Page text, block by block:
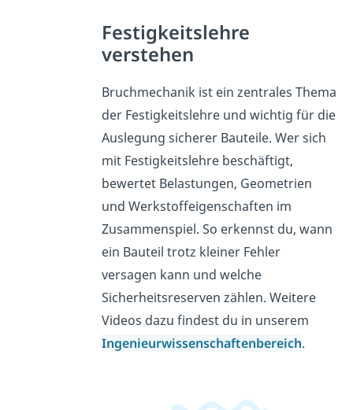
Festigkeitslehre
verstehen
Bruchmechanik ist ein zentrales Thema
der Festigkeitslehre und wichtig für die
Auslegung sicherer Bauteile. Wer sich
mit Festigkeitslehre beschäftigt,
bewertet Belastungen, Geometrien
und Werkstoffeigenschaften im
Zusammenspiel. So erkennst du, wann
ein Bauteil trotz kleiner Fehler
versagen kann und welche
Sicherheitsreserven zählen. Weitere
Videos dazu findest du in unserem
Ingenieurwissenschaftenbereich.